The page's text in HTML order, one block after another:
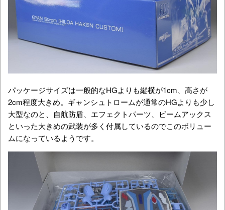
パッケージサイズは一般的なHGよりも縦横が1cm、高さが
2cm程度大きめ。ギャンシュトロームが通常のHGよりも少し
大型なのと、 自航防盾、エフェクトパーツ、ビームアックス
といった大きめの武装が多く付属しているのでこのボリュー
ムになっているようです。